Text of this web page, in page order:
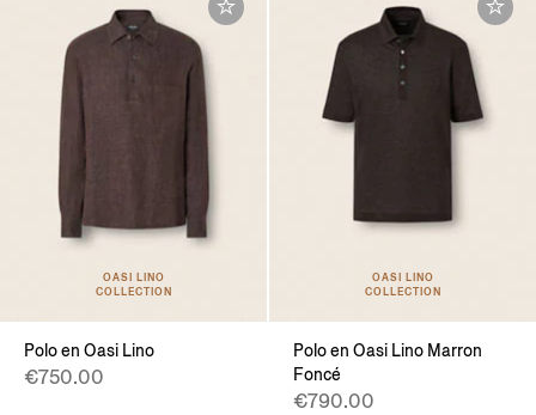
OASI LINO
COLLECTION
Polo en Oasi Lino
€750.00
OASI LINO
COLLECTION
Polo en Oasi Lino Marron
Foncé
€790.00